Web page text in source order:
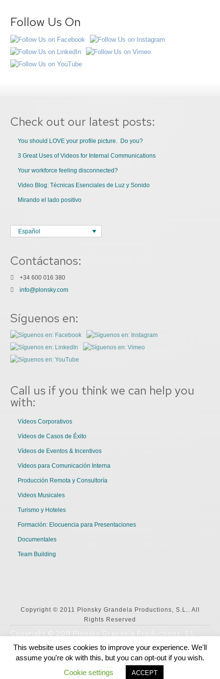
Follow Us On
Check out our latest posts:
You should LOVE your profile picture. Do you?
3 Great Uses of Videos for Internal Communications
Your workforce feeling disconnected?
Video Blog: Técnicas Esenciales de Luz y Sonido
Mirando el lado positivo
Español
Contáctanos:
+34 600 016 380
info@plonsky.com
Síguenos en:
Call us if you think we can help you
with:
Vídeos Corporativos
Vídeos de Casos de Éxito
Vídeos de Eventos & Incentivos
Vídeos para Comunicación Interna
Producción Remota y Consultoría
Videos Musicales
Turismo y Hoteles
Formación: Elocuencia para Presentaciones
Documentales
Team Building
Copyright © 2011 Plonsky Grandela Productions, S.L.. All
Rights Reserved
Copyright © 2011 Plonsky Grandela Productions, S.L..
All Rights Reserved
This website uses cookies to improve your experience. We'll
assume you're ok with this, but you can opt-out if you wish.
Cookie settings
ACCEPT
Español